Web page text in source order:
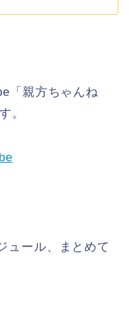
「親方ちゃんね
。
ュール、まとめて